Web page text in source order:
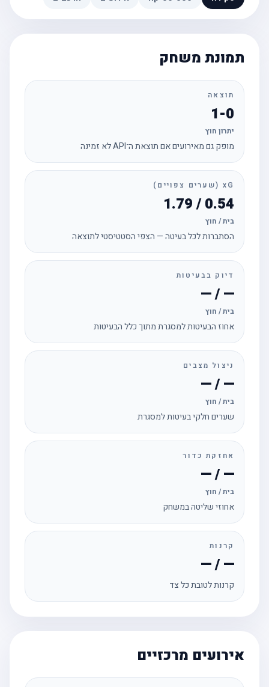
תמונת משחק
תוצאה
1-0
יתרון חוץ
מופק גם מאירועים אם תוצאת ה־API לא זמינה
xG (שערים צפויים)
0.54 / 1.79
בית / חוץ
הסתברות לכל בעיטה — הצפי הסטטיסטי לתוצאה
דיוק בבעיטות
— / —
בית / חוץ
אחוז הבעיטות למסגרת מתוך כלל הבעיטות
ניצול מצבים
— / —
בית / חוץ
שערים חלקי בעיטות למסגרת
אחזקת כדור
— / —
בית / חוץ
אחוזי שליטה במשחק
קרנות
— / —
קרנות לטובת כל צד
אירועים מרכזיים